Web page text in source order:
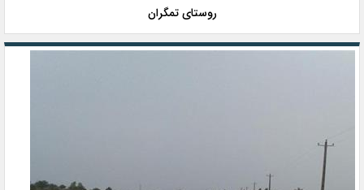
روستای تمگران